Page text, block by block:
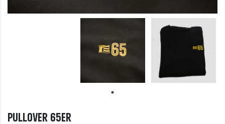
Pullover 65er